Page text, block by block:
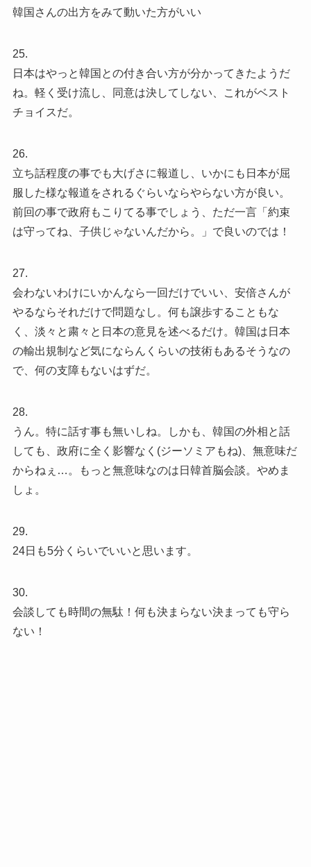
韓国さんの出方をみて動いた方がいい
25.
日本はやっと韓国との付き合い方が分かってきたようだ
ね。軽く受け流し、同意は決してしない、これがベスト
チョイスだ。
26.
立ち話程度の事でも大げさに報道し、いかにも日本が屈
服した様な報道をされるぐらいならやらない方が良い。
前回の事で政府もこりてる事でしょう、ただ一言「約束
は守ってね、子供じゃないんだから。」で良いのでは！
27.
会わないわけにいかんなら一回だけでいい、安倍さんが
やるならそれだけで問題なし。何も譲歩することもな
く、淡々と粛々と日本の意見を述べるだけ。韓国は日本
の輸出規制など気にならんくらいの技術もあるそうなの
で、何の支障もないはずだ。
28.
うん。特に話す事も無いしね。しかも、韓国の外相と話
しても、政府に全く影響なく(ジーソミアもね)、無意味だ
からねぇ…。もっと無意味なのは日韓首脳会談。やめま
しょ。
29.
24日も5分くらいでいいと思います。
30.
会談しても時間の無駄！何も決まらない決まっても守ら
ない！